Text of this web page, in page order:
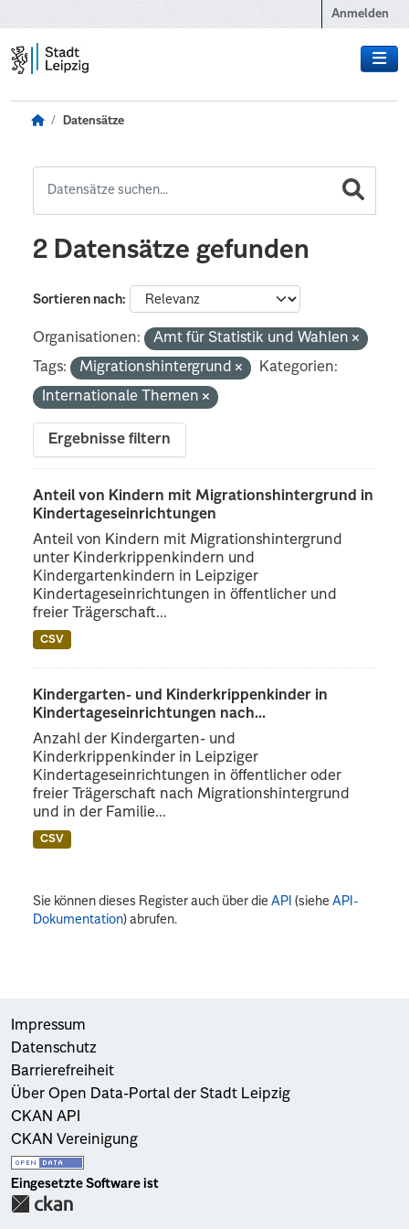
Anmelden
Datensätze
2 Datensätze gefunden
Sortieren nach
Organisationen:
Amt für Statistik und Wahlen
Tags:
Migrationshintergrund
Kategorien:
Internationale Themen
Ergebnisse filtern
Anteil von Kindern mit Migrationshintergrund in
Kindertageseinrichtungen
Anteil von Kindern mit Migrationshintergrund
unter Kinderkrippenkindern und
Kindergartenkindern in Leipziger
Kindertageseinrichtungen in öffentlicher und
freier Trägerschaft...
CSV
Kindergarten- und Kinderkrippenkinder in
Kindertageseinrichtungen nach...
Anzahl der Kindergarten- und
Kinderkrippenkinder in Leipziger
Kindertageseinrichtungen in öffentlicher oder
freier Trägerschaft nach Migrationshintergrund
und in der Familie...
CSV
Sie können dieses Register auch über dieAPI (sieheAPI-
Dokumentation) abrufen.
Impressum
Datenschutz
Barrierefreiheit
Über Open Data-Portal der Stadt Leipzig
CKAN API
CKAN Vereinigung
Eingesetzte Software ist